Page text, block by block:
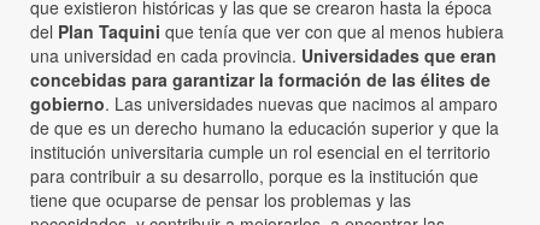
que existieron históricas y las que se crearon hasta la época
del Plan Taquini que tenía que ver con que al menos hubiera
una universidad en cada provincia. Universidades que eran
concebidas para garantizar la formación de las élites de
gobierno. Las universidades nuevas que nacimos al amparo
de que es un derecho humano la educación superior y que la
institución universitaria cumple un rol esencial en el territorio
para contribuir a su desarrollo, porque es la institución que
tiene que ocuparse de pensar los problemas y las